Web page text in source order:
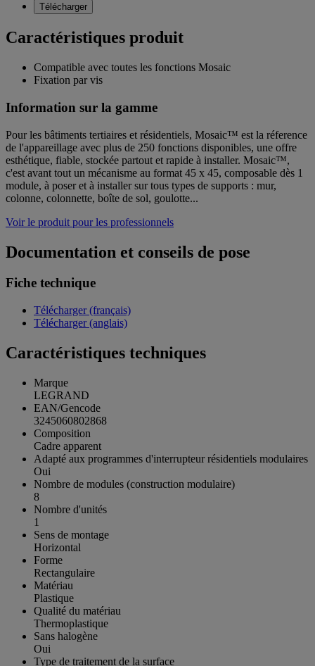
Télécharger
Caractéristiques produit
Compatible avec toutes les fonctions Mosaic
Fixation par vis
Information sur la gamme
Pour les bâtiments tertiaires et résidentiels, Mosaic™ est la réference
de l'appareillage avec plus de 250 fonctions disponibles, une offre
esthétique, fiable, stockée partout et rapide à installer. Mosaic™,
c'est avant tout un mécanisme au format 45 x 45, composable dès 1
module, à poser et à installer sur tous types de supports : mur,
colonne, colonnette, boîte de sol, goulotte...
Voir le produit pour les professionnels
Documentation et conseils de pose
Fiche technique
Télécharger (français)
Télécharger (anglais)
Caractéristiques techniques
Marque
LEGRAND
EAN/Gencode
3245060802868
Composition
Cadre apparent
Adapté aux programmes d'interrupteur résidentiels modulaires
Oui
Nombre de modules (construction modulaire)
8
Nombre d'unités
1
Sens de montage
Horizontal
Forme
Rectangulaire
Matériau
Plastique
Qualité du matériau
Thermoplastique
Sans halogène
Oui
Type de traitement de la surface